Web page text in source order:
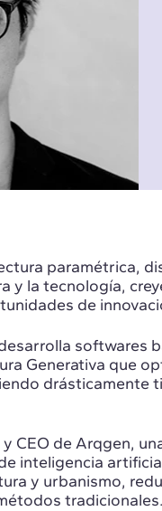
paramétrica,
y la tecnología,
de
softwares
Generativa que
drásticamente
CEO de Arqgen,
inteligencia
y urbanismo,
tradicionales.